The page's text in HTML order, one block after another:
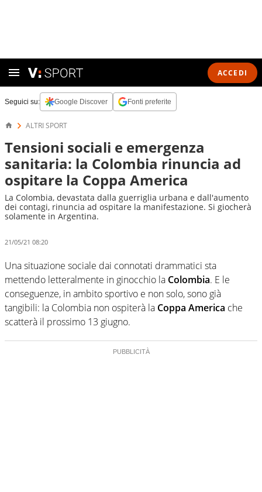
ACCEDI
Seguici su: Google Discover Fonti preferite
ALTRI SPORT
Tensioni sociali e emergenza
sanitaria: la Colombia rinuncia ad
ospitare la Coppa America
La Colombia, devastata dalla guerriglia urbana e dall'aumento
dei contagi, rinuncia ad ospitare la manifestazione. Si giocherà
solamente in Argentina.
21/05/21 08:20
Una situazione sociale dai connotati drammatici sta
mettendo letteralmente in ginocchio la Colombia. E le
conseguenze, in ambito sportivo e non solo, sono già
tangibili: la Colombia non ospiterà la Coppa America che
scatterà il prossimo 13 giugno.